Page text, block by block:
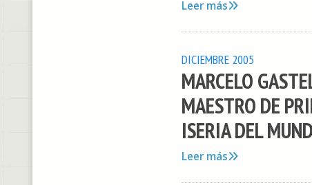
Leer más
DICIEMBRE 2005
MARCELO
MAESTRO DE
ISERIA DEL
Leer más